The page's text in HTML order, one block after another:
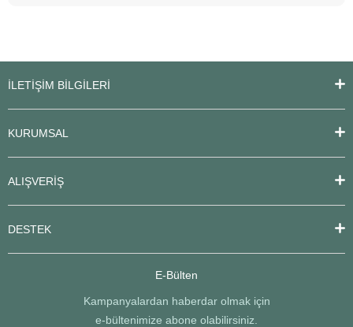
İLETİŞİM BİLGİLERİ
KURUMSAL
ALIŞVERİŞ
DESTEK
E-Bülten
Kampanyalardan haberdar olmak için
e-bültenimize abone olabilirsiniz.